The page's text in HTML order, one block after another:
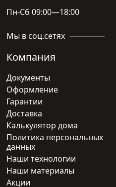
Пн-Сб 09:00—18:00
Мы в соц.сетях
Компания
Документы
Оформление
Гарантии
Доставка
Калькулятор дома
Политика персональных
данных
Наши технологии
Наши материалы
Акции